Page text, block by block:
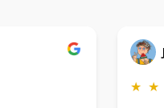
★ ★